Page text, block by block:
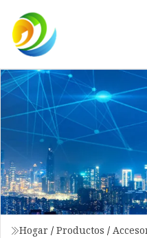
Hogar / Productos /